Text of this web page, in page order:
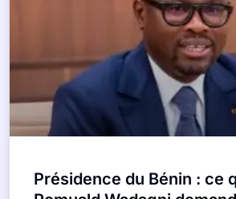
Présidence du Bénin : ce